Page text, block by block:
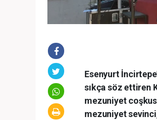
Esenyurt
sıkça söz ettiren
mezuniyet
mezuniyet